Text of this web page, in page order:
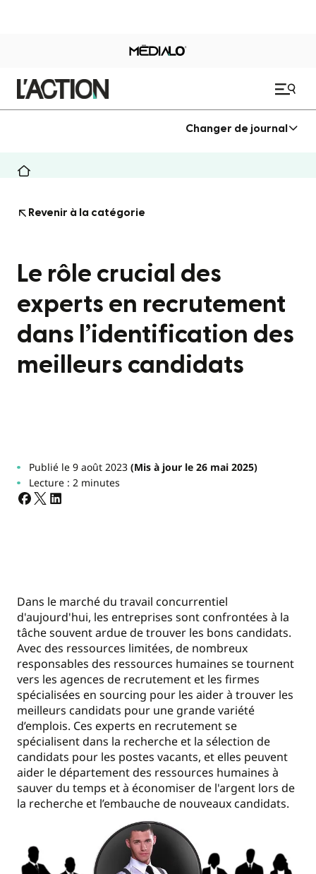
Changer de journal
Revenir à la catégorie
Le rôle crucial des
experts en recrutement
dans l’identification des
meilleurs candidats
Publié le 9 août 2023(Mis à jour le 26 mai 2025)
Lecture : 2 minutes
Dans le marché du travail concurrentiel
d'aujourd'hui, les entreprises sont confrontées à la
tâche souvent ardue de trouver les bons candidats.
Avec des ressources limitées, de nombreux
responsables des ressources humaines se tournent
vers les agences de recrutement et les firmes
spécialisées en sourcing pour les aider à trouver les
meilleurs candidats pour une grande variété
d’emplois. Ces experts en recrutement se
spécialisent dans la recherche et la sélection de
candidats pour les postes vacants, et elles peuvent
aider le département des ressources humaines à
sauver du temps et à économiser de l'argent lors de
la recherche et l’embauche de nouveaux candidats.